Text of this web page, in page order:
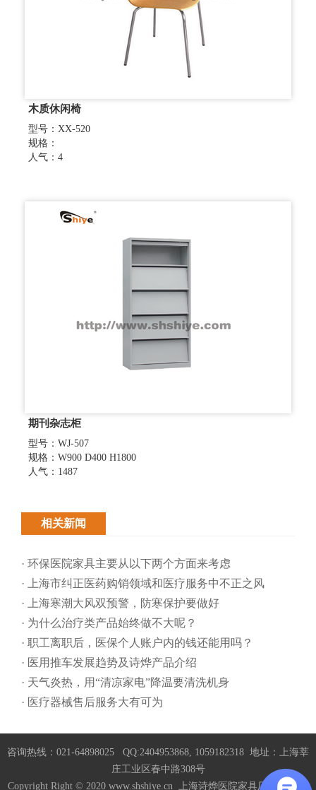
木质休闲椅
型号：XX-520
规格：
人气：4
期刊杂志柜
型号：WJ-507
规格：W900 D400 H1800
人气：1487
相关新闻
· 环保医院家具主要从以下两个方面来考虑
· 上海市纠正医药购销领域和医疗服务中不正之风
· 上海寒潮大风双预警，防寒保护要做好
· 为什么治疗类产品始终做不大呢？
· 职工离职后，医保个人账户内的钱还能用吗​？
· 医用推车发展趋势及诗烨产品介绍
· 天气炎热，用“清凉家电”降温要清洗机身
· 医疗器械售后服务大有可为
咨询热线：021-64898025 QQ:2404953868, 1059182318 地址：上海莘
庄工业区春中路308号
Copyright Right © 2020 www.shshiye.cn 上海诗烨医院家具厂家沪ICP